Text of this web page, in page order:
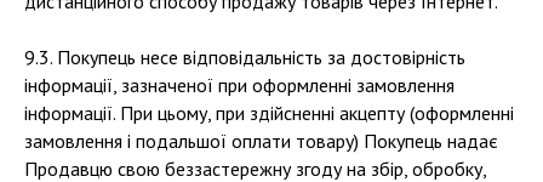
9.3. Покупець несе відповідальність за достовірність
інформації, зазначеної при оформленні замовлення
інформації. При цьому, при здійсненні акцепту (оформленні
замовлення і подальшої оплати товару) Покупець надає
Продавцю свою беззастережну згоду на збір, обробку,